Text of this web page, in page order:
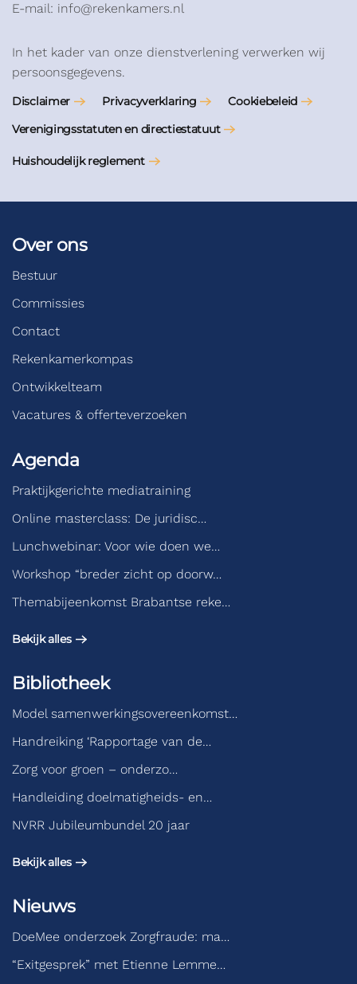
E-mail: info@rekenkamers.nl
In het kader van onze dienstverlening verwerken wij
persoonsgegevens.
Disclaimer Privacyverklaring
Cookiebeleid
Verenigingsstatuten en directiestatuut
Huishoudelijk reglement
Over ons
Bestuur
Commissies
Contact
Rekenkamerkompas
Ontwikkelteam
Vacatures & offerteverzoeken
Agenda
Praktijkgerichte mediatraining
Online masterclass: De juridisc…
Lunchwebinar: Voor wie doen we…
Workshop “breder zicht op doorw…
Themabijeenkomst Brabantse reke…
Bekijk alles
Bibliotheek
Model samenwerkingsovereenkomst…
Handreiking ‘Rapportage van de…
Zorg voor groen – onderzo…
Handleiding doelmatigheids- en…
NVRR Jubileumbundel 20 jaar
Bekijk alles
Nieuws
DoeMee onderzoek Zorgfraude: ma…
“Exitgesprek” met Etienne Lemme…